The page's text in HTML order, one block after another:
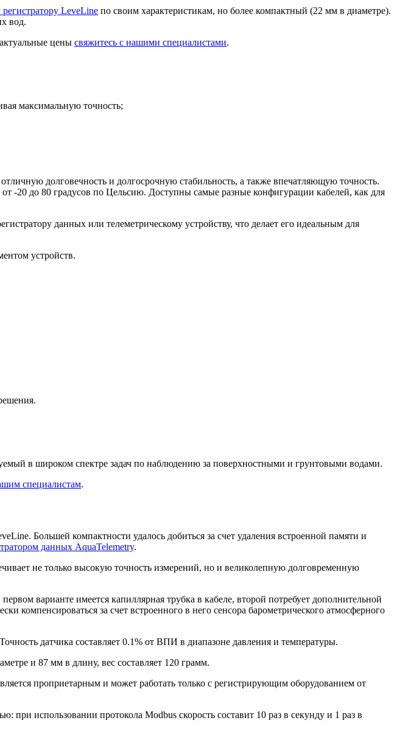
LeveLine по своим характеристикам, но более компактный (22 мм в диаметре).
вод.
цены свяжитесь с нашими специалистами.
максимальную точность;
долговечность и долгосрочную стабильность, а также впечатляющую точность.
20 до 80 градусов по Цельсию. Доступны самые разные конфигурации кабелей, как для
данных или телеметрическому устройству, что делает его идеальным для
устройств.
в широком спектре задач по наблюдению за поверхностными и грунтовыми водами.
специалистам.
Большей компактности удалось добиться за счет удаления встроенной памяти и
данных AquaTelemetry.
не только высокую точность измерений, но и великолепную долговременную
варианте имеется капиллярная трубка в кабеле, второй потребует дополнительной
компенсироваться за счет встроенного в него сенсора барометрического атмосферного
датчика составляет 0.1% от ВПИ в диапазоне давления и температуры.
и 87 мм в длину, вес составляет 120 грамм.
проприетарным и может работать только с регистрирующим оборудованием от
при использовании протокола Modbus скорость составит 10 раз в секунду и 1 раз в